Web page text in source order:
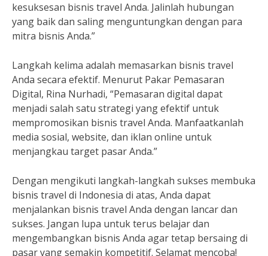
kesuksesan bisnis travel Anda. Jalinlah hubungan
yang baik dan saling menguntungkan dengan para
mitra bisnis Anda.”
Langkah kelima adalah memasarkan bisnis travel
Anda secara efektif. Menurut Pakar Pemasaran
Digital, Rina Nurhadi, “Pemasaran digital dapat
menjadi salah satu strategi yang efektif untuk
mempromosikan bisnis travel Anda. Manfaatkanlah
media sosial, website, dan iklan online untuk
menjangkau target pasar Anda.”
Dengan mengikuti langkah-langkah sukses membuka
bisnis travel di Indonesia di atas, Anda dapat
menjalankan bisnis travel Anda dengan lancar dan
sukses. Jangan lupa untuk terus belajar dan
mengembangkan bisnis Anda agar tetap bersaing di
pasar yang semakin kompetitif. Selamat mencoba!